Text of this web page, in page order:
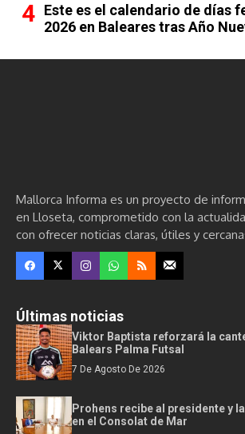
Este es el calendario de días
2026 en Baleares tras Año
Mallorca Informa es un proyecto de
en Lloseta, comprometido con la
con ofrecer noticias claras, útiles y
Últimas noticias
Viktor Baptista reforzará la
Balears Palma Futsal
7 De Agosto De 2026
Prohens recibe al presidente y la
en el Consolat de Mar